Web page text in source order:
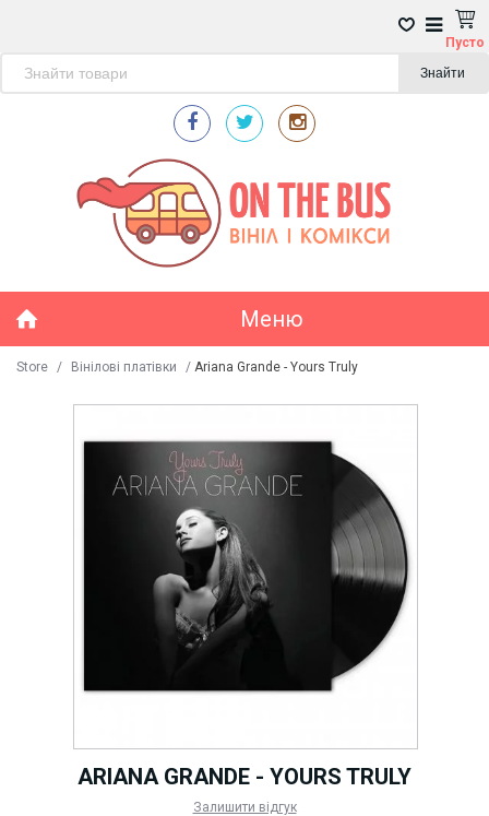
Пусто
Знайти
Меню
Store / Вінілові платівки / Ariana Grande - Yours Truly
ARIANA GRANDE - YOURS TRULY
Залишити відгук